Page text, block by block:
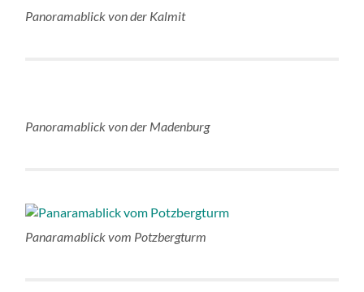
Panoramablick von der Kalmit
Panoramablick von der Madenburg
Panaramablick vom Potzbergturm